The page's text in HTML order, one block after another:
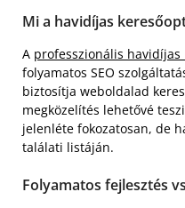
Mi a havidíjas
A professzionális
folyamatos SEO
biztosítja weboldalad
megközelítés lehetővé
jelenléte fokozatosan, de
találati listáján.
Folyamatos fejlesztés